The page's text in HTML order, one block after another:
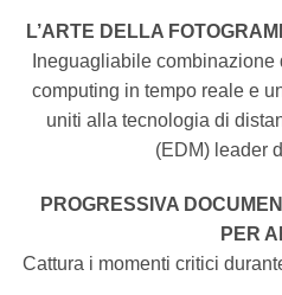
L’ARTE DELLA
Ineguagliabile
computing in tempo reale e
uniti alla tecnologia di
(EDM) leader
PROGRESSIVA
PER
Cattura i momenti critici